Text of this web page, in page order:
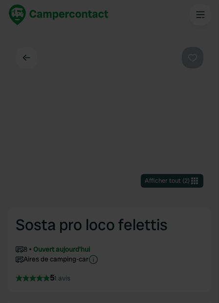
Afficher tout(2)
Sosta pro loco felettis
8
Ouvert aujourd'hui
Aires de camping-car
51 avis